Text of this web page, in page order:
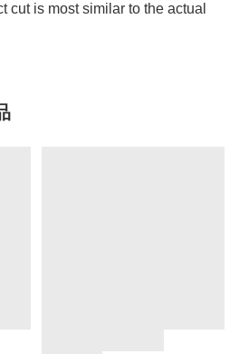
cut is most similar to the actual